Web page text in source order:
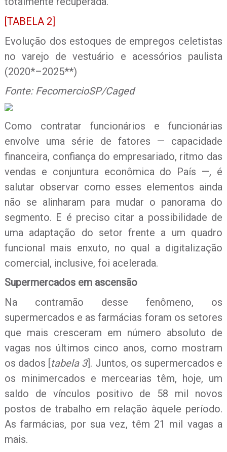
[TABELA 2]
Evolução dos estoques de empregos celetistas
no varejo de vestuário e acessórios paulista
(2020*–2025**)
Fonte: FecomercioSP/Caged
Como contratar funcionários e funcionárias
envolve uma série de fatores — capacidade
financeira, confiança do empresariado, ritmo das
vendas e conjuntura econômica do País —, é
salutar observar como esses elementos ainda
não se alinharam para mudar o panorama do
segmento. E é preciso citar a possibilidade de
uma adaptação do setor frente a um quadro
funcional mais enxuto, no qual a digitalização
comercial, inclusive, foi acelerada.
Supermercados em ascensão
Na contramão desse fenômeno, os
supermercados e as farmácias foram os setores
que mais cresceram em número absoluto de
vagas nos últimos cinco anos, como mostram
os dados [tabela 3]. Juntos, os supermercados e
os minimercados e mercearias têm, hoje, um
saldo de vínculos positivo de 58 mil novos
postos de trabalho em relação àquele período.
As farmácias, por sua vez, têm 21 mil vagas a
mais.